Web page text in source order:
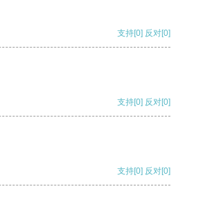
支持[0] 反对[0]
支持[0] 反对[0]
支持[0] 反对[0]